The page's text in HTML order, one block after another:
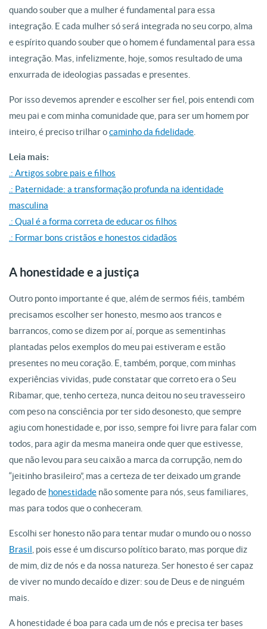
quando souber que a mulher é fundamental para essa
integração. E cada mulher só será integrada no seu corpo, alma
e espírito quando souber que o homem é fundamental para essa
integração. Mas, infelizmente, hoje, somos resultado de uma
enxurrada de ideologias passadas e presentes.
Por isso devemos aprender e escolher ser fiel, pois entendi com
meu pai e com minha comunidade que, para ser um homem por
inteiro, é preciso trilhar ocaminho da fidelidade
Leia mais:
.: Artigos sobre pais e filhos
.: Paternidade: a transformação profunda na identidade
masculina
.: Qual é a forma correta de educar os filhos
.: Formar bons cristãos e honestos cidadãos
A honestidade e a justiça
Outro ponto importante é que, além de sermos fiéis, também
precisamos escolher ser honesto, mesmo aos trancos e
barrancos, como se dizem por aí, porque as sementinhas
plantadas pelos exemplos do meu pai estiveram e estão
presentes no meu coração. E, também, porque, com minhas
experiências vividas, pude constatar que correto era o Seu
Ribamar, que, tenho certeza, nunca deitou no seu travesseiro
com peso na consciência por ter sido desonesto, que sempre
agiu com honestidade e, por isso, sempre foi livre para falar com
todos, para agir da mesma maneira onde quer que estivesse,
que não levou para seu caixão a marca da corrupção, nem do
“jeitinho brasileiro”, mas a certeza de ter deixado um grande
legado de honestidade não somente para nós, seus familiares,
mas para todos que o conheceram.
Escolhi ser honesto não para tentar mudar o mundo ou o nosso
Brasil , pois esse é um discurso político barato, mas porque diz
de mim, diz de nós e da nossa natureza. Ser honesto é ser capaz
de viver no mundo decaído e dizer: sou de Deus e de ninguém
mais.
A honestidade é boa para cada um de nós e precisa ter bases